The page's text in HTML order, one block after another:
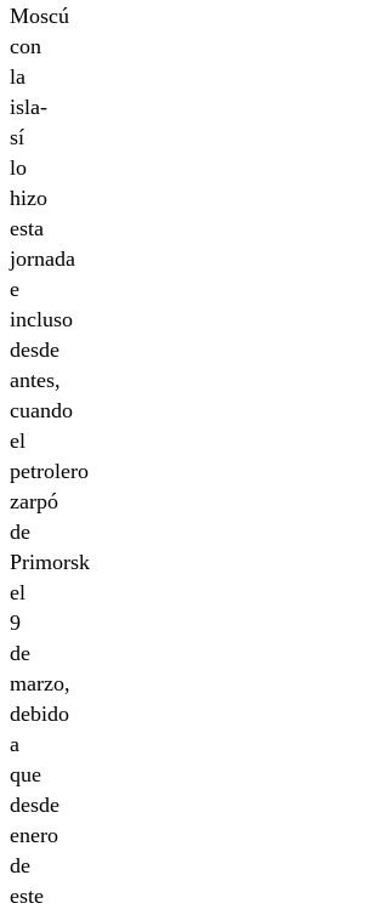
Moscú
con
la
isla-
sí
lo
hizo
esta
jornada
e
incluso
desde
antes,
cuando
el
petrolero
zarpó
de
Primorsk
el
9
de
marzo,
debido
a
que
desde
enero
de
este